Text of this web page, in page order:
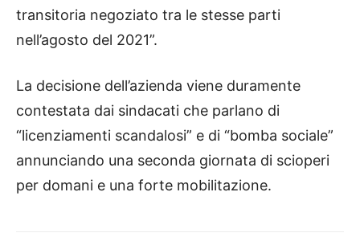
transitoria negoziato tra le stesse parti
nell’agosto del 2021”.
La decisione dell’azienda viene duramente
contestata dai sindacati che parlano di
“licenziamenti scandalosi” e di “bomba sociale”
annunciando una seconda giornata di scioperi
per domani e una forte mobilitazione.